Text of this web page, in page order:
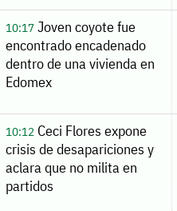
10:17Joven coyote fue
encontrado encadenado
dentro de una vivienda en
Edomex
10:12Ceci Flores expone
crisis de desapariciones y
aclara que no milita en
partidos